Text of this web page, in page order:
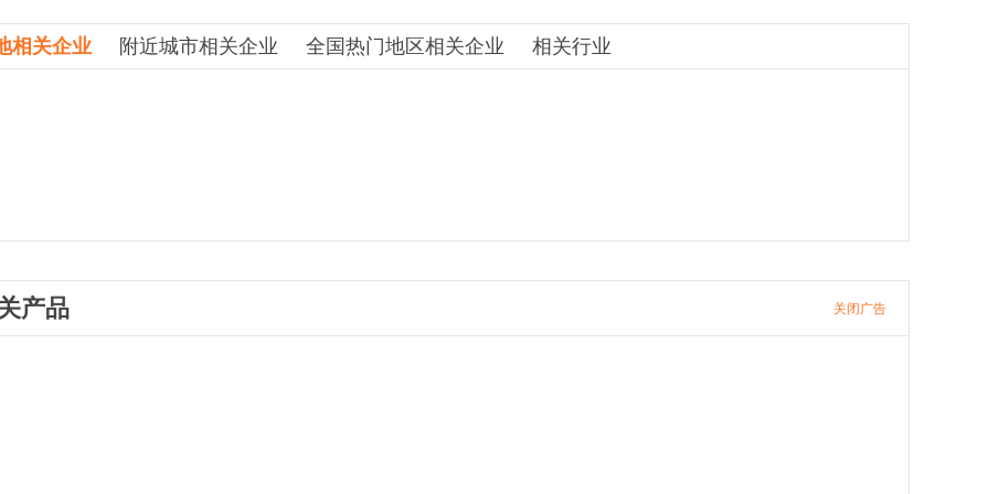
相关企业 附近城市相关企业 全国热门地区相关企业 相关行业
产品 关闭广告